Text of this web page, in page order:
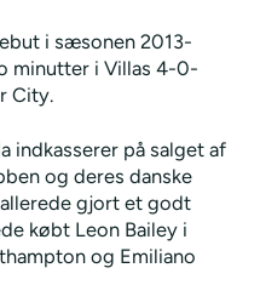
i sæsonen 2013-
minutter i Villas 4-0-
City.
indkasserer på salget af
og deres danske
gjort et godt
købt Leon Bailey i
og Emiliano